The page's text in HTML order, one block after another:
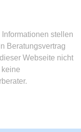
stellen
Beratungsvertrag
Webseite nicht